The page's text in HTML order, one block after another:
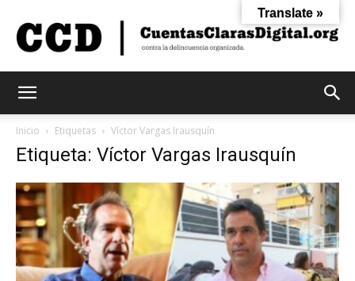
Inicio Etiquetas Víctor Vargas Irausquín
Etiqueta: Víctor Vargas Irausquín
Translate »